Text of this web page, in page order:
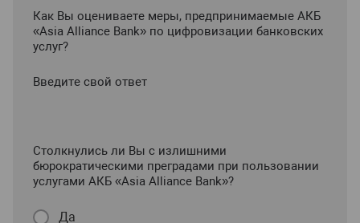
Как Вы оцениваете меры, предпринимаемые АКБ
«Asia Alliance Bank» по цифровизации банковских
услуг?
Введите свой ответ
Столкнулись ли Вы с излишними
бюрократическими преградами при пользовании
услугами АКБ «Asia Alliance Bank»?
Да